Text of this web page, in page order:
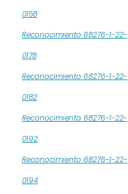
0158
Reconocimiento 68276-1-22-
0178
Reconocimiento 68276-1-22-
0182
Reconocimiento 68276-1-22-
0192
Reconocimiento 68276-1-22-
0194